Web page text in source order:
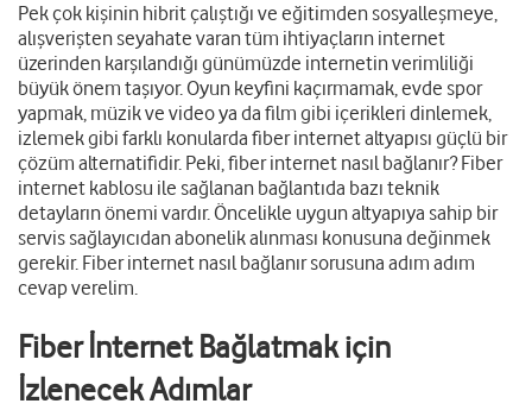
Pek çok kişinin hibrit çalıştığı ve eğitimden sosyalleşmeye,
alışverişten seyahate varan tüm ihtiyaçların internet
üzerinden karşılandığı günümüzde internetin verimliliği
büyük önem taşıyor. Oyun keyfini kaçırmamak, evde spor
yapmak, müzik ve video ya da film gibi içerikleri dinlemek,
izlemek gibi farklı konularda fiber internet altyapısı güçlü bir
çözüm alternatifidir. Peki, fiber internet nasıl bağlanır? Fiber
internet kablosu ile sağlanan bağlantıda bazı teknik
detayların önemi vardır. Öncelikle uygun altyapıya sahip bir
servis sağlayıcıdan abonelik alınması konusuna değinmek
gerekir. Fiber internet nasıl bağlanır sorusuna adım adım
cevap verelim.
Fiber İnternet Bağlatmak için
İzlenecek Adımlar